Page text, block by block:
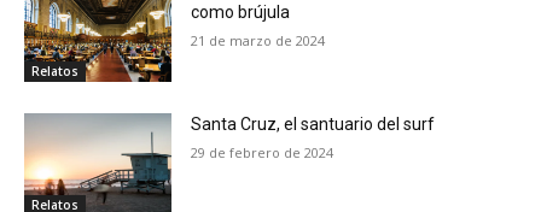
Relatos
como brújula
21 de marzo de 2024
Relatos
Santa Cruz, el santuario del surf
29 de febrero de 2024